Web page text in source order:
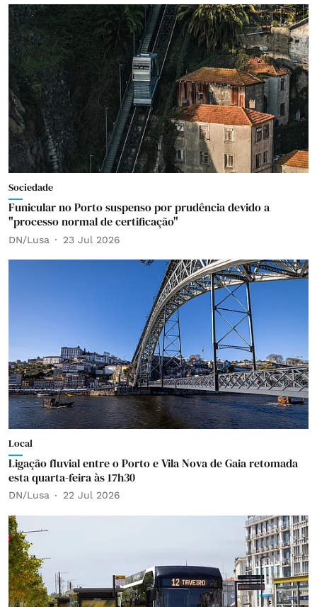
Sociedade
Funicular no Porto suspenso por prudência devido a
"processo normal de certificação"
DN/Lusa 23 Jul 2026
Local
Ligação fluvial entre o Porto e Vila Nova de Gaia retomada
esta quarta-feira às 17h30
DN/Lusa 22 Jul 2026